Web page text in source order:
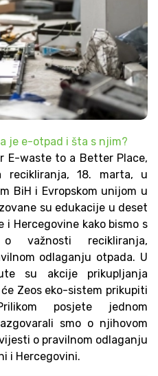
je e-otpad i šta s njim?
E-waste to a Better Place,
recikliranja, 18. marta, u
BiH i Evropskom unijom u
su edukacije u deset
i Hercegovine kako bismo s
važnosti recikliranja,
odlaganju otpada. U
su akcije prikupljanja
Zeos eko-sistem prikupiti
posjete jednom
smo o njihovom
o pravilnom odlaganju
i Hercegovini.